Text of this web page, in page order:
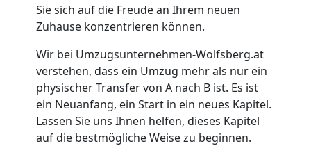
Sie sich auf die Freude an Ihrem neuen
Zuhause konzentrieren können.
Wir bei Umzugsunternehmen-Wolfsberg.at
verstehen, dass ein Umzug mehr als nur ein
physischer Transfer von A nach B ist. Es ist
ein Neuanfang, ein Start in ein neues Kapitel.
Lassen Sie uns Ihnen helfen, dieses Kapitel
auf die bestmögliche Weise zu beginnen.
Umzug
für
Senioren